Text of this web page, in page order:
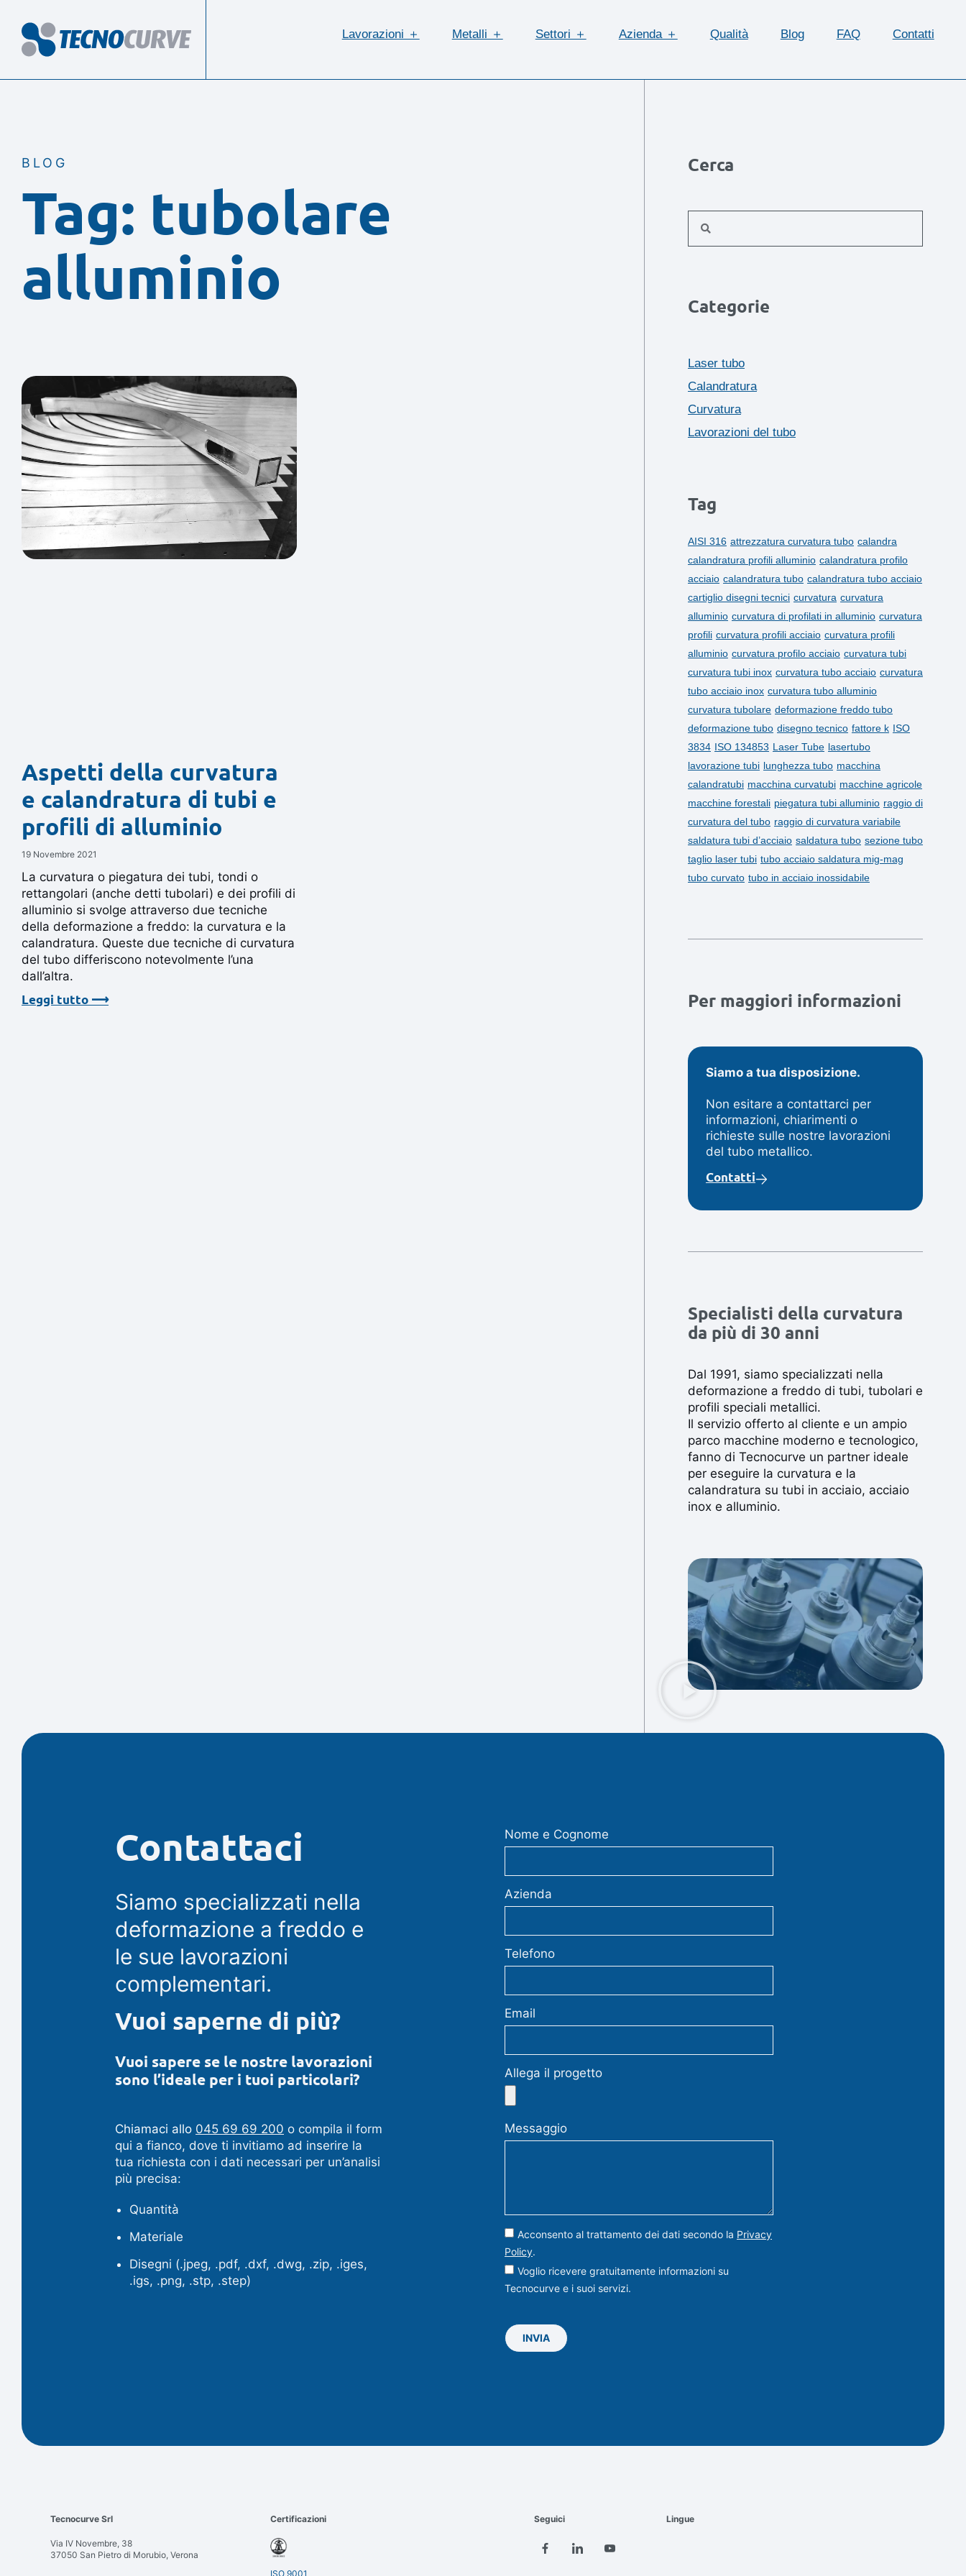
Lavorazioni ＋ Metalli ＋ Settori ＋ Azienda ＋ Qualità Blog FAQ Contatti
BLOG
Tag: tubolare
alluminio
Aspetti della curvatura
e calandratura di tubi e
profili di alluminio
19 Novembre 2021
La curvatura o piegatura dei tubi, tondi o
rettangolari (anche detti tubolari) e dei profili di
alluminio si svolge attraverso due tecniche
della deformazione a freddo: la curvatura e la
calandratura. Queste due tecniche di curvatura
del tubo differiscono notevolmente l’una
dall’altra.
Leggi tutto ⟶
Cerca
Categorie
Laser tubo
Calandratura
Curvatura
Lavorazioni del tubo
Tag
AISI 316 attrezzatura curvatura tubo calandra
calandratura profili alluminio calandratura profilo
acciaio calandratura tubo calandratura tubo acciaio
cartiglio disegni tecnici curvatura curvatura
alluminio curvatura di profilati in alluminio curvatura
profili curvatura profili acciaio curvatura profili
alluminio curvatura profilo acciaio curvatura tubi
curvatura tubi inox curvatura tubo acciaio curvatura
tubo acciaio inox curvatura tubo alluminio
curvatura tubolare deformazione freddo tubo
deformazione tubo disegno tecnico fattore k ISO
3834 ISO 134853 Laser Tube lasertubo
lavorazione tubi lunghezza tubo macchina
calandratubi macchina curvatubi macchine agricole
macchine forestali piegatura tubi alluminio raggio di
curvatura del tubo raggio di curvatura variabile
saldatura tubi d’acciaio saldatura tubo sezione tubo
taglio laser tubi tubo acciaio saldatura mig-mag
tubo curvato tubo in acciaio inossidabile
Per maggiori informazioni
Siamo a tua disposizione.
Non esitare a contattarci per
informazioni, chiarimenti o
richieste sulle nostre lavorazioni
del tubo metallico.
Contatti
Specialisti della curvatura
da più di 30 anni
Dal 1991, siamo specializzati nella
deformazione a freddo di tubi, tubolari e
profili speciali metallici.
Il servizio offerto al cliente e un ampio
parco macchine moderno e tecnologico,
fanno di Tecnocurve un partner ideale
per eseguire la curvatura e la
calandratura su tubi in acciaio, acciaio
inox e alluminio.
Contattaci
Siamo specializzati nella
deformazione a freddo e
le sue lavorazioni
complementari.
Vuoi saperne di più?
Vuoi sapere se le nostre lavorazioni
sono l’ideale per i tuoi particolari?
Chiamaci allo 045 69 69 200 o compila il form
qui a fianco, dove ti invitiamo ad inserire la
tua richiesta con i dati necessari per un’analisi
più precisa:
Quantità
Materiale
Disegni (.jpeg, .pdf, .dxf, .dwg, .zip, .iges,
.igs, .png, .stp, .step)
Nome e Cognome
Azienda
Telefono
Email
Allega il progetto
Messaggio
Acconsento al trattamento dei dati secondo la Privacy
Policy.
Voglio ricevere gratuitamente informazioni su
Tecnocurve e i suoi servizi.
INVIA
Tecnocurve Srl
Via IV Novembre, 38
37050 San Pietro di Morubio, Verona
Certificazioni
ISO 9001
Seguici Lingue